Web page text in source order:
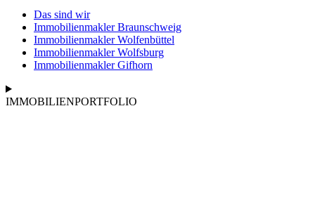
Das sind wir
Immobilienmakler Braunschweig
Immobilienmakler Wolfenbüttel
Immobilienmakler Wolfsburg
Immobilienmakler Gifhorn
IMMOBILIENPORTFOLIO